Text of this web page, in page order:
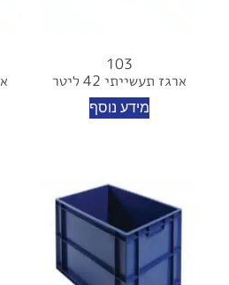
103
ארגז תעשייתי 42 ליטר
מידע נוסף